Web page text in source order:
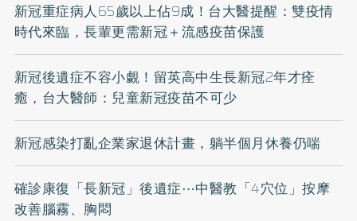
新冠重症病人65歲以上佔9成！台大醫提醒：雙疫情
時代來臨，長輩更需新冠＋流感疫苗保護
新冠後遺症不容小覷！留英高中生長新冠2年才痊
癒，台大醫師：兒童新冠疫苗不可少
新冠感染打亂企業家退休計畫，躺半個月休養仍喘
確診康復「長新冠」後遺症⋯中醫教「4穴位」按摩
改善腦霧、胸悶